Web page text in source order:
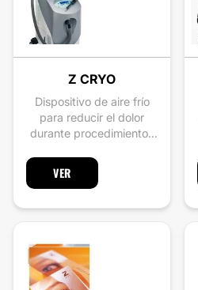
Z CRYO
Dispositivo de aire frío
para reducir el dolor
durante procedimientos
VER